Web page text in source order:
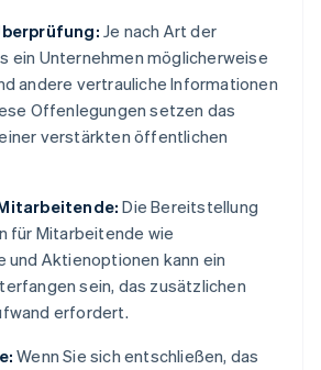
Je nach Art der
ein Unternehmen möglicherweise
andere vertrauliche Informationen
Offenlegungen setzen das
verstärkten öffentlichen
Die Bereitstellung
für Mitarbeitende wie
und Aktienoptionen kann ein
sein, das zusätzlichen
erfordert.
Wenn Sie sich entschließen, das